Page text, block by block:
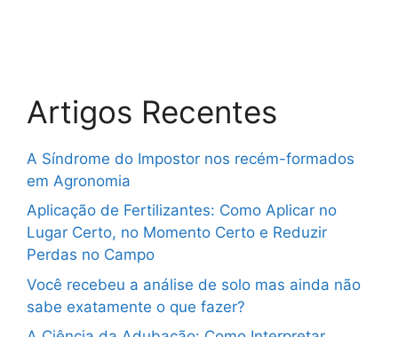
Artigos Recentes
A Síndrome do Impostor nos recém-formados
em Agronomia
Aplicação de Fertilizantes: Como Aplicar no
Lugar Certo, no Momento Certo e Reduzir
Perdas no Campo
Você recebeu a análise de solo mas ainda não
sabe exatamente o que fazer?